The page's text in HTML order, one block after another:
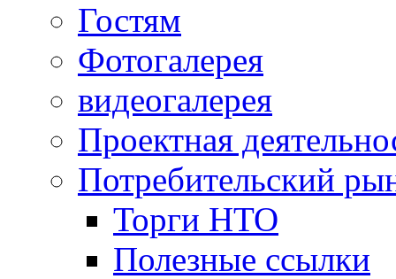
Гостям
Фотогалерея
видеогалерея
Проектная
Потребительский
Торги НТО
Полезные ссылки